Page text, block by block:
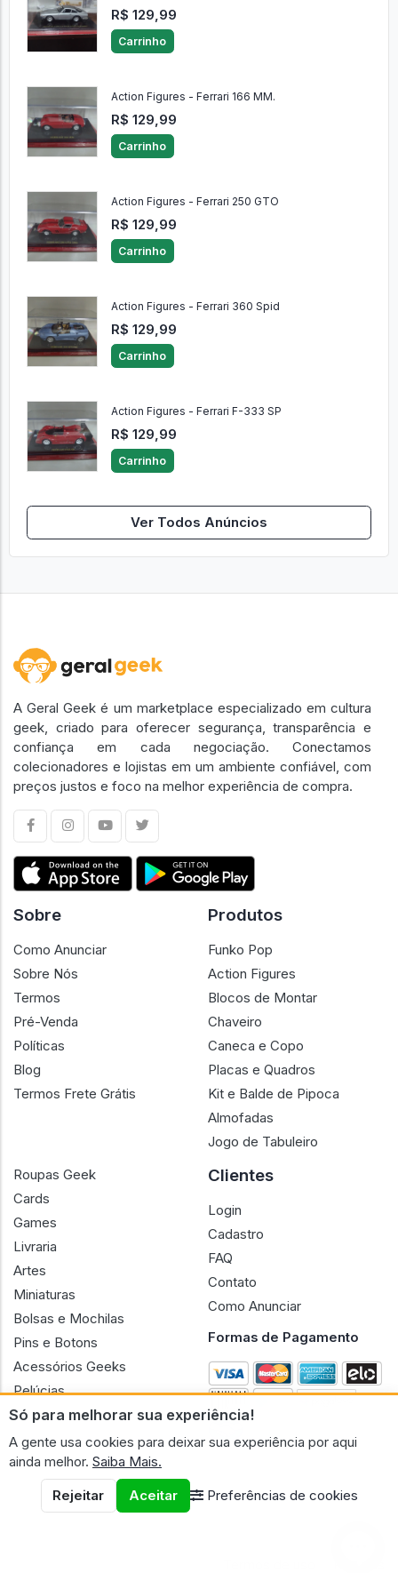
R$ 129,99
Carrinho
Action Figures - Ferrari 166 MM.
R$ 129,99
Carrinho
Action Figures - Ferrari 250 GTO
R$ 129,99
Carrinho
Action Figures - Ferrari 360 Spid
R$ 129,99
Carrinho
Action Figures - Ferrari F-333 SP
R$ 129,99
Carrinho
Ver Todos Anúncios
Só para melhorar sua experiência!
A gente usa cookies para deixar sua experiência por aqui
ainda melhor. Saiba Mais.
Rejeitar
Aceitar Preferências de cookies
A Geral Geek é um marketplace especializado em cultura
geek, criado para oferecer segurança, transparência e
confiança em cada negociação. Conectamos
colecionadores e lojistas em um ambiente confiável, com
preços justos e foco na melhor experiência de compra.
Sobre
Como Anunciar
Sobre Nós
Termos
Pré-Venda
Políticas
Blog
Termos Frete Grátis
Produtos
Funko Pop
Action Figures
Blocos de Montar
Chaveiro
Caneca e Copo
Placas e Quadros
Kit e Balde de Pipoca
Almofadas
Jogo de Tabuleiro
Roupas Geek
Cards
Games
Livraria
Artes
Miniaturas
Bolsas e Mochilas
Pins e Botons
Acessórios Geeks
Pelúcias
Bonecas
Clientes
Login
Cadastro
FAQ
Contato
Como Anunciar
Formas de Pagamento
CNPJ n.º 30.220.458/0001-17 - GERAL GEEK PORTAL ELETRONICO